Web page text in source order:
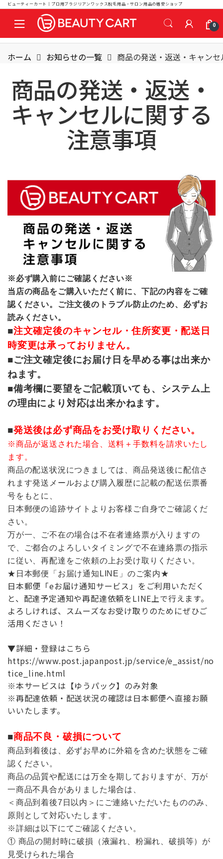
ビューティーカート｜プロ用ブラジリアンワックス脱毛用品・サロン用品の格安ショップ
i
i
0
ホーム お知らせの一覧 商品の発送・返送・キャン
商品の発送・返送・
キャンセルに関する
注意事項
※必ず購入前にご確認ください※
当店の商品をご購入いただく前に、下記の内容をご確
認ください。ご注文後のトラブル防止のため、必ずお
読みください。
■注文確定後のキャンセル・住所変更・配送日
時変更は承っておりません。
■ご注文確定後にお届け日を早める事は出来か
ねます。
■備考欄に要望をご記載頂いても、システム上
の理由により対応は出来かねます。
■発送後は必ず商品をお受け取りください。
※商品が返送された場合、送料＋手数料を請求いたし
ます。
商品の配送状況につきましては、商品発送後に配信さ
れます発送メールおよび購入履歴に記載の配送伝票番
号をもとに、
日本郵便の追跡サイトよりお客様ご自身でご確認くだ
さい。
万が一、ご不在の場合は不在者連絡票が入りますの
で、ご都合のよろしいタイミングで不在連絡票の指示
に従い、再配達をご依頼の上お受け取りください。
★日本郵便「お届け通知LINE」のご案内★
日本郵便「eお届け通知サービス」をご利用いただく
と、配達予定通知や再配達依頼をLINE上で行えます。
よろしければ、スムーズなお受け取りのためにぜひご
活用ください！
▼詳細・登録はこちら
https://www.post.japanpost.jp/service/e_assist/no
tice_line.html
※本サービスは【ゆうパック】のみ対象
※再配達依頼・配送状況の確認は日本郵便へ直接お願
いいたします。
■商品不良・破損について
商品到着後は、必ずお早めに外箱を含めた状態をご確
認ください。
商品の品質や配送には万全を期しておりますが、万が
一商品不具合がありました場合は、
＜商品到着後7日以内＞にご連絡いただいたもののみ、
原則として対応いたします。
※詳細は以下にてご確認ください。
① 商品の開封時に破損（液漏れ、粉漏れ、破損等）が
見受けられた場合